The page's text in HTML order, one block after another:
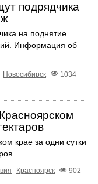
подрядчика
на поднятие
Информация об
Новосибирск
1034
крае за одни сутки
Красноярск
902